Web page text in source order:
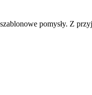
pomysły. Z